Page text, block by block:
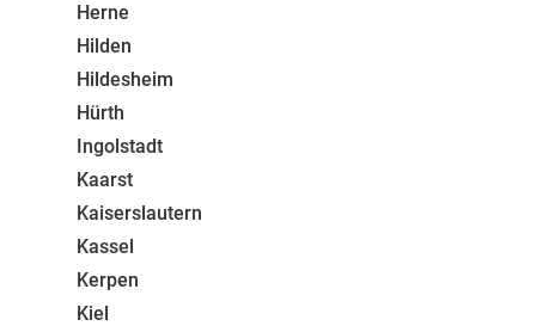
Herne
Hilden
Hildesheim
Hürth
Ingolstadt
Kaarst
Kaiserslautern
Kassel
Kerpen
Kiel